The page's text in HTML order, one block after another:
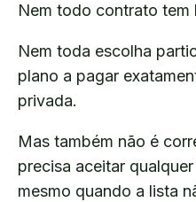
Nem todo contrato tem
Nem toda escolha
plano a pagar
privada.
Mas também não é
precisa aceitar
mesmo quando a lista